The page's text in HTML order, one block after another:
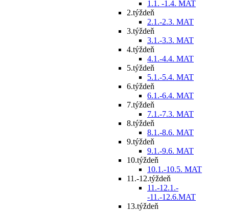
1.1. -1.4. MAT
2.týždeň
2.1.-2.3. MAT
3.týždeň
3.1.-3.3. MAT
4.týždeň
4.1.-4.4. MAT
5.týždeň
5.1.-5.4. MAT
6.týždeň
6.1.-6.4. MAT
7.týždeň
7.1.-7.3. MAT
8.týždeň
8.1.-8.6. MAT
9.týždeň
9.1.-9.6. MAT
10.týždeň
10.1.-10.5. MAT
11.-12.týždeň
11.-12.1.-
-11.-12.6.MAT
13.týždeň